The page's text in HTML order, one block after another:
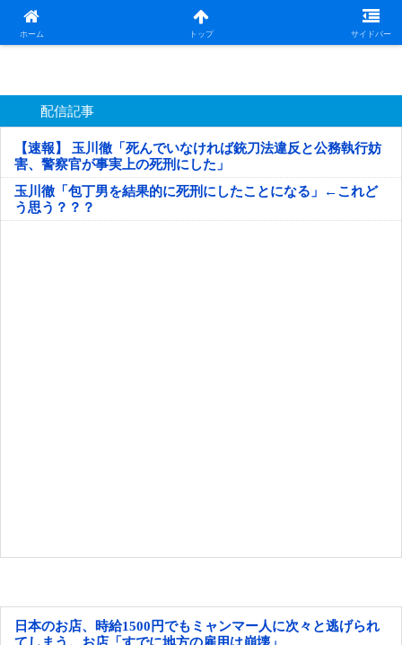
ホーム トップ サイドバー
日本第一！ニュース録
配信記事
【速報】 玉川徹「死んでいなければ銃刀法違反と公務執行妨
害、警察官が事実上の死刑にした」
玉川徹「包丁男を結果的に死刑にしたことになる」←これど
う思う？？？
日本のお店、時給1500円でもミャンマー人に次々と逃げられ
てしまう。お店「すでに地方の雇用は崩壊」